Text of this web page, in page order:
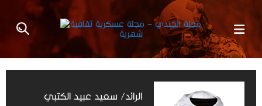
الرائد/ سعيد عبيد الكتبي